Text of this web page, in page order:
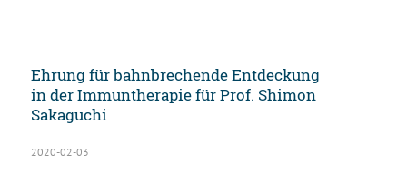
Ehrung für bahnbrechende Entdeckung
in der Immuntherapie für Prof. Shimon
Sakaguchi
2020-02-03